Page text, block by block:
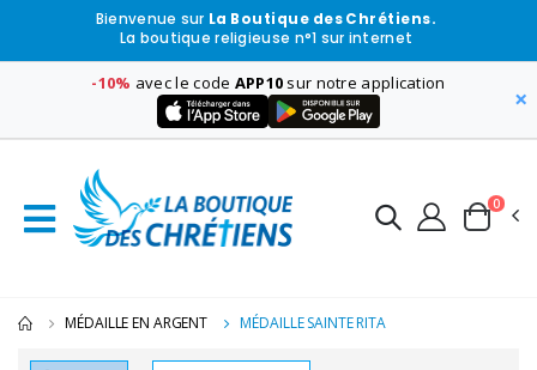
Bienvenue sur La Boutique des Chrétiens.
La boutique religieuse n°1 sur internet
-10% avec le code APP10 sur notre application
×
0
MÉDAILLE EN ARGENT MÉDAILLE SAINTE RITA